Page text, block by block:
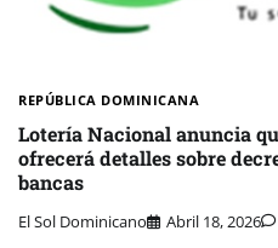
REPÚBLICA DOMINICANA
Lotería Nacional anuncia
ofrecerá detalles sobre
bancas
El Sol Dominicano Abril 18, 2026